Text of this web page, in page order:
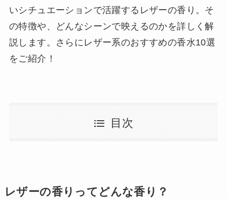
いシチュエーションで活躍するレザーの香り。そ
の特徴や、どんなシーンで映えるのかを詳しく解
説します。さらにレザー系のおすすめの香水10選
をご紹介！
目次
レザーの香りってどんな香り？